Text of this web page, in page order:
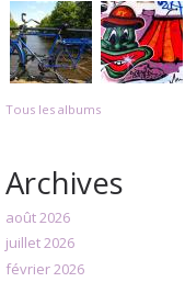
Tous les albums
Archives
août 2026
juillet 2026
février 2026